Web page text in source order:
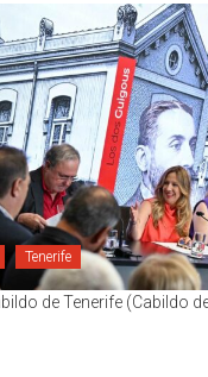
Tenerife
de Tenerife (Cabildo